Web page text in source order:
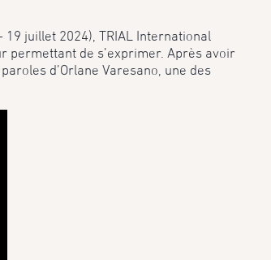
juillet 2024), TRIAL International
permettant de s’exprimer. Après avoir
d’Orlane Varesano, une des